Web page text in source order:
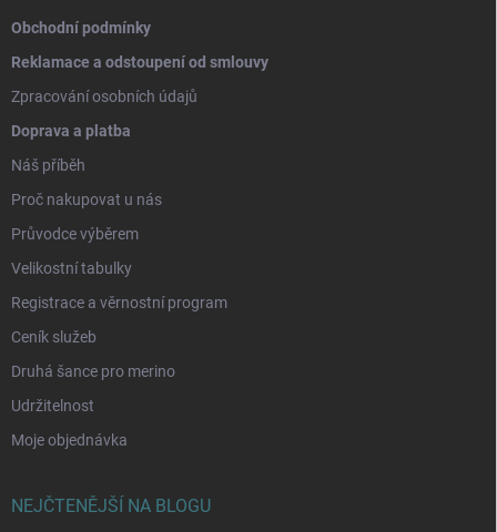
Obchodní podmínky
Reklamace a odstoupení od smlouvy
Zpracování osobních údajů
Doprava a platba
Náš příběh
Proč nakupovat u nás
Průvodce výběrem
Velikostní tabulky
Registrace a věrnostní program
Ceník služeb
Druhá šance pro merino
Udržitelnost
Moje objednávka
NEJČTENĚJŠÍ NA BLOGU